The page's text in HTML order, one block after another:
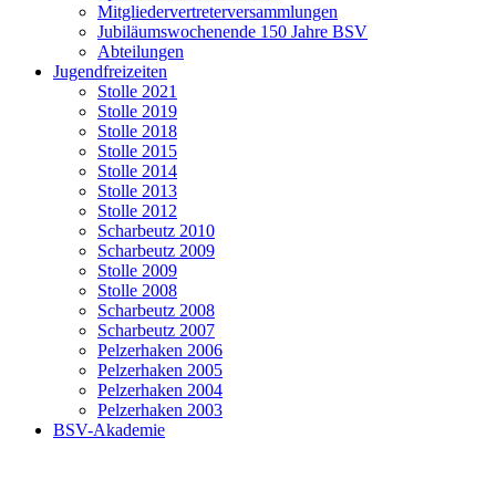
Mitgliedervertreterversammlungen
Jubiläumswochenende 150 Jahre BSV
Abteilungen
Jugendfreizeiten
Stolle 2021
Stolle 2019
Stolle 2018
Stolle 2015
Stolle 2014
Stolle 2013
Stolle 2012
Scharbeutz 2010
Scharbeutz 2009
Stolle 2009
Stolle 2008
Scharbeutz 2008
Scharbeutz 2007
Pelzerhaken 2006
Pelzerhaken 2005
Pelzerhaken 2004
Pelzerhaken 2003
BSV-Akademie